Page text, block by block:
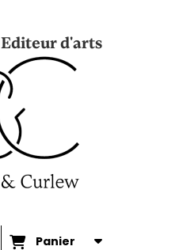
Editeur d'arts
Panier